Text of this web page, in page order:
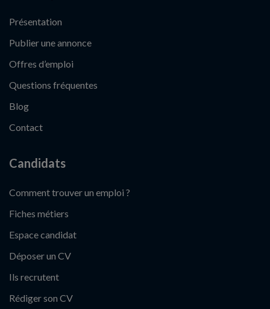
Présentation
Publier une annonce
Offres d’emploi
Questions fréquentes
Blog
Contact
Candidats
Comment trouver un emploi ?
Fiches métiers
Espace candidat
Déposer un CV
Ils recrutent
Rédiger son CV